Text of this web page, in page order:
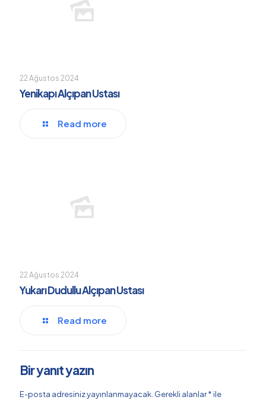
22 Ağustos 2024
Yenikapı Alçıpan Ustası
Read more
22 Ağustos 2024
Yukarı Dudullu Alçıpan Ustası
Read more
Bir yanıt yazın
E-posta adresiniz yayınlanmayacak. Gerekli alanlar*ile